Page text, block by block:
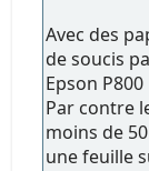
Avec des
de soucis
Epson P800
Par contre
moins de
une feuille